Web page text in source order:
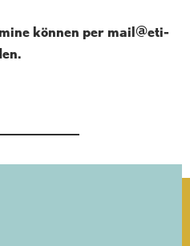
können per mail@eti-